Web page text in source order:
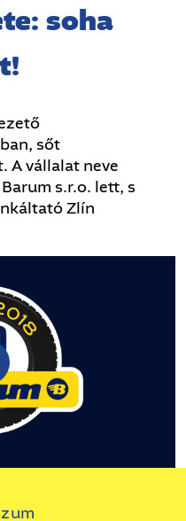
soha
sőt
A vállalat neve
s.r.o. lett, s
Zlín